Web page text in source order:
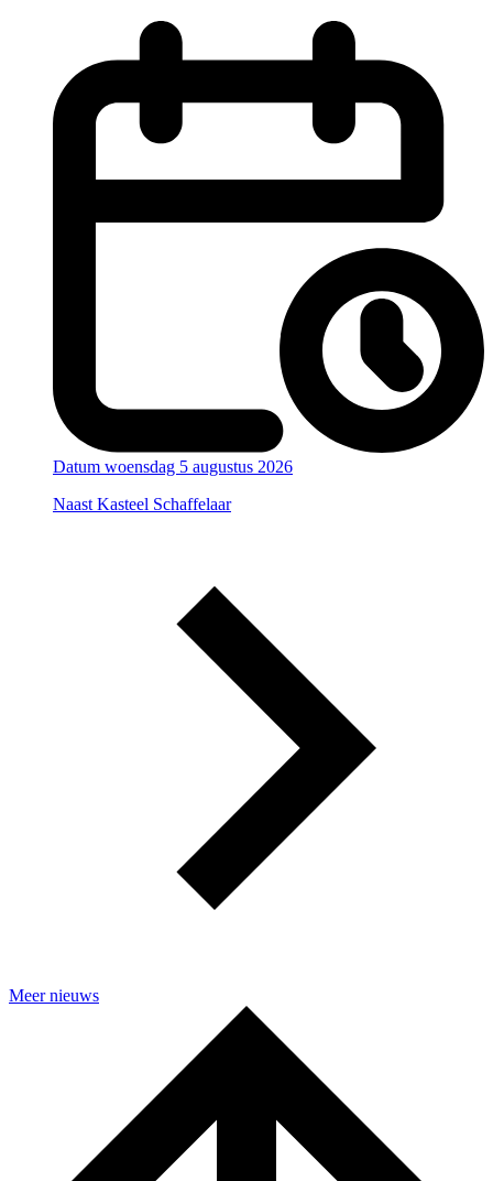
Datum woensdag 5 augustus 2026
Naast Kasteel Schaffelaar
Meer nieuws